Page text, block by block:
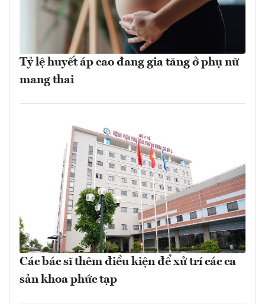
Tỷ lệ huyết áp cao đang gia tăng ở phụ nữ
mang thai
Các bác sĩ thêm điều kiện để xử trí các ca
sản khoa phức tạp